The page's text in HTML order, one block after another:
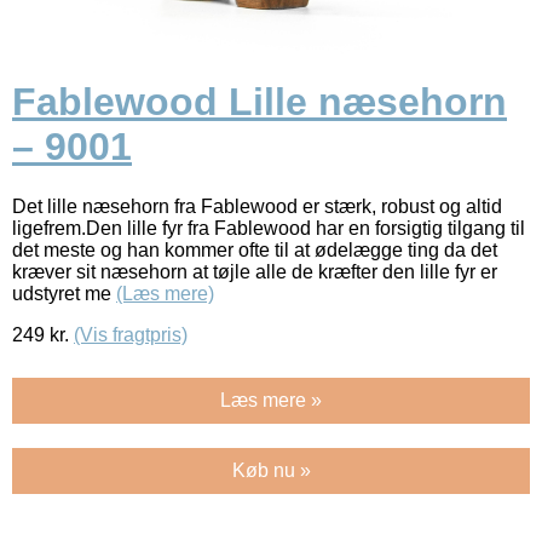
Fablewood Lille næsehorn
– 9001
Det lille næsehorn fra Fablewood er stærk, robust og altid
ligefrem.Den lille fyr fra Fablewood har en forsigtig tilgang til
det meste og han kommer ofte til at ødelægge ting da det
kræver sit næsehorn at tøjle alle de kræfter den lille fyr er
udstyret me (Læs mere)
249 kr. (Vis fragtpris)
Læs mere »
Køb nu »